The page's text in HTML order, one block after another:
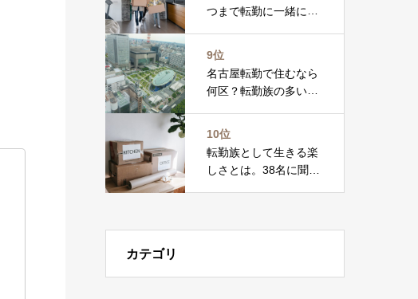
つまで転勤に一緒につ
ました。
9位
名古屋転勤で住むなら
何区？転勤族の多いお
10位
転勤族として生きる楽
しさとは。38名に聞い
カテゴリ